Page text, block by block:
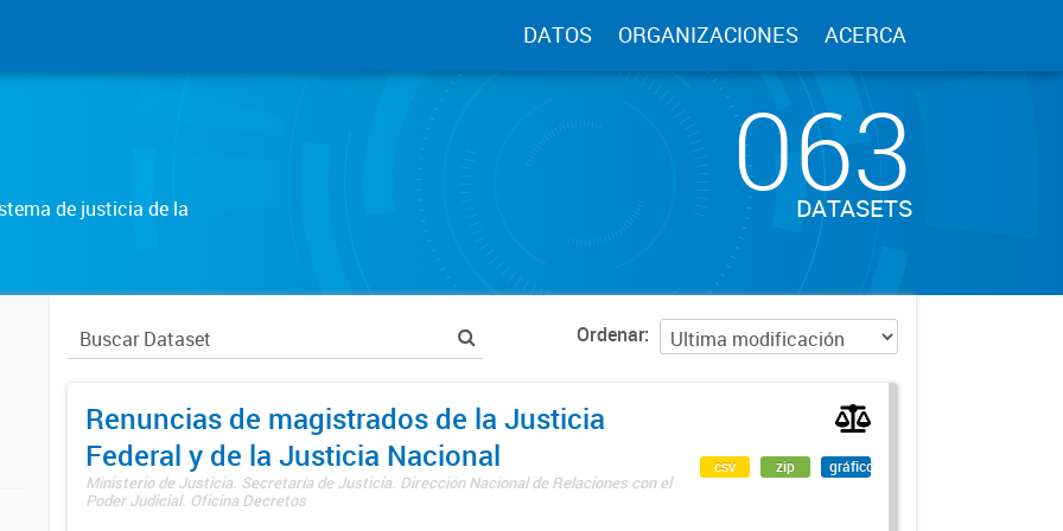
DATOS ORGANIZACIONES ACERCA
de justicia de la 063
DATASETS
Ordenar
Renuncias de magistrados de la Justicia
Federal y de la Justicia Nacional
Ministerio de Justicia. Secretaría de Justicia. Dirección Nacional de Relaciones con el
Poder Judicial. Oficina Decretos
csv zip gráfico